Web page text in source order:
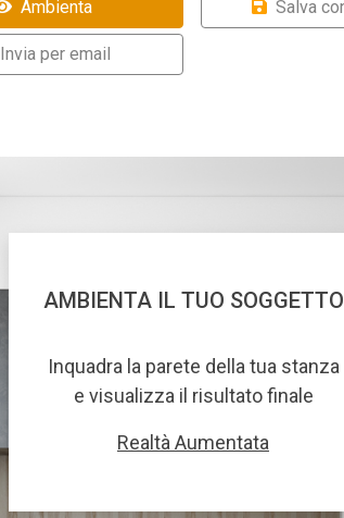
Ambienta Salva
Invia per email
AMBIENTA IL TUO SOGGETTO
Inquadra la parete della tua stanza
e visualizza il risultato finale
Realtà Aumentata